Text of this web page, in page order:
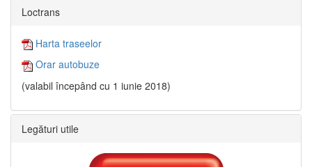
Loctrans
Harta traseelor
Orar autobuze
(valabil începând cu 1 iunie 2018)
Legături utile